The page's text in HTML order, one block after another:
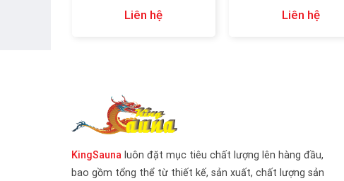
Liên hệ Liên hệ
KingSaunaluôn đặt mục tiêu chất lượng lên hàng đầu,
bao gồm tổng thể từ thiết kế, sản xuất, chất lượng sản